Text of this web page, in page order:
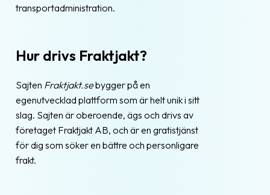
transportadministration.
Hur drivs Fraktjakt?
Sajten Fraktjakt.sebygger på en
egenutvecklad plattform som är helt unik i sitt
slag. Sajten är oberoende, ägs och drivs av
företaget Fraktjakt AB, och är en gratistjänst
för dig som söker en bättre och personligare
frakt.